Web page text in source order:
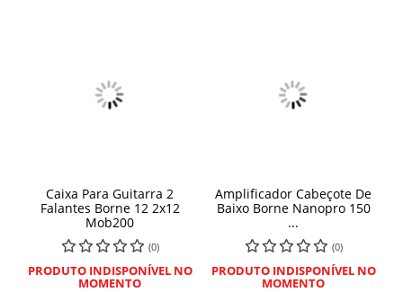
Caixa Para Guitarra 2
Falantes Borne 12 2x12
Mob200
(0)
PRODUTO INDISPONÍVEL NO
MOMENTO
Amplificador Cabeçote De
Baixo Borne Nanopro 150
...
(0)
PRODUTO INDISPONÍVEL NO
MOMENTO